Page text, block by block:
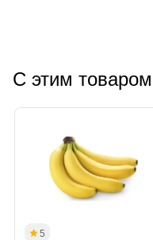
С этим
5